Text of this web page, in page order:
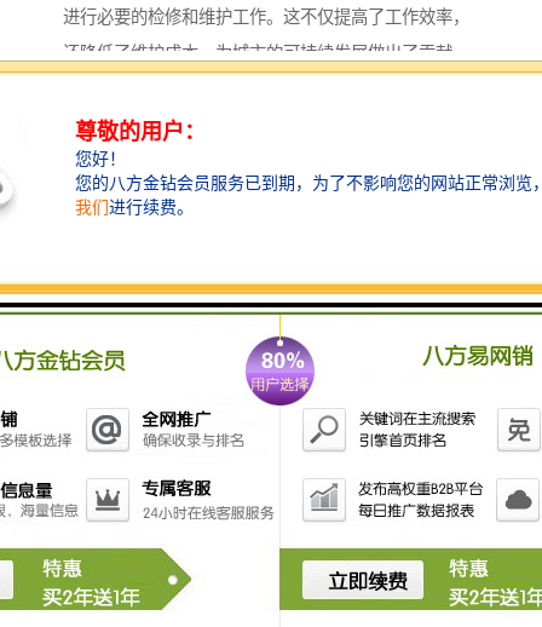
进行必要的检修和维护工作。这不仅提高了工作效率，
还降低了维护成本，为城市的可持续发展做出了贡献。